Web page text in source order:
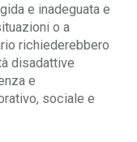
e inadeguata e
o a
richiederebbero
disadattive
e
sociale e